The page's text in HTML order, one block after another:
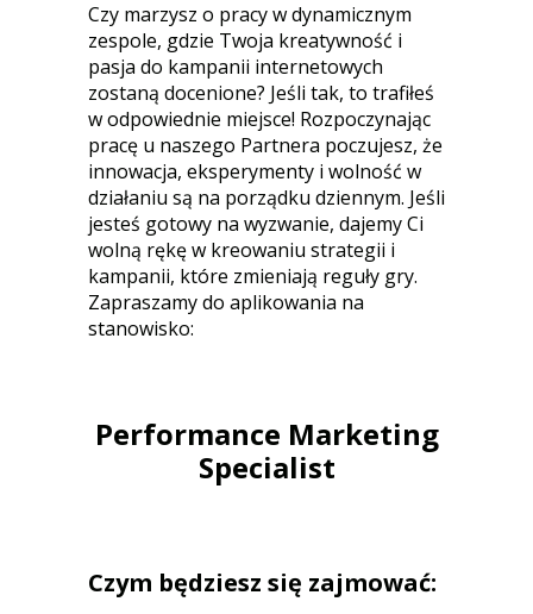
Czy marzysz o pracy w dynamicznym
zespole, gdzie Twoja kreatywność i
pasja do kampanii internetowych
zostaną docenione? Jeśli tak, to trafiłeś
w odpowiednie miejsce! Rozpoczynając
pracę u naszego Partnera poczujesz, że
innowacja, eksperymenty i wolność w
działaniu są na porządku dziennym. Jeśli
jesteś gotowy na wyzwanie, dajemy Ci
wolną rękę w kreowaniu strategii i
kampanii, które zmieniają reguły gry.
Zapraszamy do aplikowania na
stanowisko:
Performance Marketing
Specialist
Czym będziesz się zajmować: